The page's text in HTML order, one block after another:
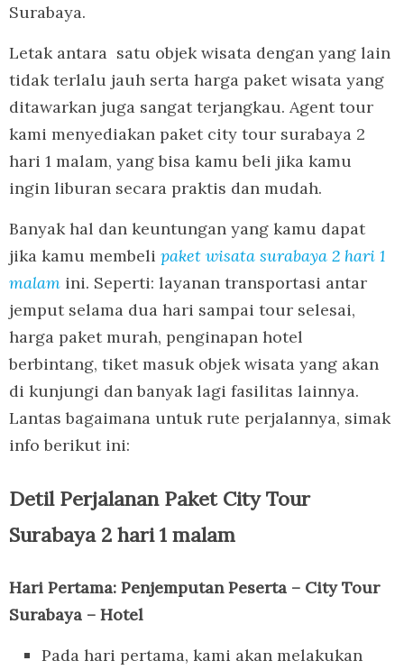
Surabaya.
Letak antara satu objek wisata dengan yang lain
tidak terlalu jauh serta harga paket wisata yang
ditawarkan juga sangat terjangkau. Agent tour
kami menyediakan paket city tour surabaya 2
hari 1 malam, yang bisa kamu beli jika kamu
ingin liburan secara praktis dan mudah.
Banyak hal dan keuntungan yang kamu dapat
jika kamu membeli paket wisata surabaya 2 hari 1
malam ini. Seperti: layanan transportasi antar
jemput selama dua hari sampai tour selesai,
harga paket murah, penginapan hotel
berbintang, tiket masuk objek wisata yang akan
di kunjungi dan banyak lagi fasilitas lainnya.
Lantas bagaimana untuk rute perjalannya, simak
info berikut ini:
Detil Perjalanan Paket City Tour
Surabaya 2 hari 1 malam
Hari Pertama: Penjemputan Peserta – City Tour
Surabaya – Hotel
Pada hari pertama, kami akan melakukan